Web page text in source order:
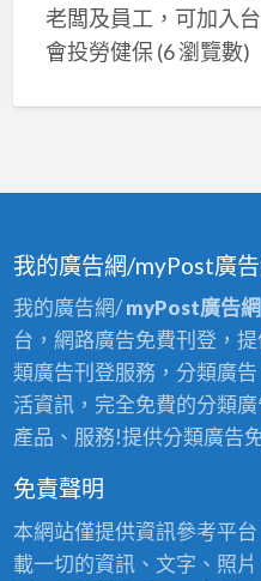
老闆及員工，可加入
會投勞健保(6 瀏覽數)
我的廣告網/myPost廣
我的廣告網/myPost廣告網
台，網路廣告免費刊登，
類廣告刊登服務，分類廣
活資訊，完全免費的分類
產品、服務!提供分類廣告
免責聲明
本網站僅提供資訊參考平
載一切的資訊、文字、照